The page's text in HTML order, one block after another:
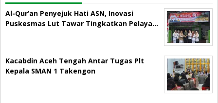
Al-Qur’an Penyejuk Hati ASN, Inovasi
Puskesmas Lut Tawar Tingkatkan Pelaya…
Kacabdin Aceh Tengah Antar Tugas Plt
Kepala SMAN 1 Takengon